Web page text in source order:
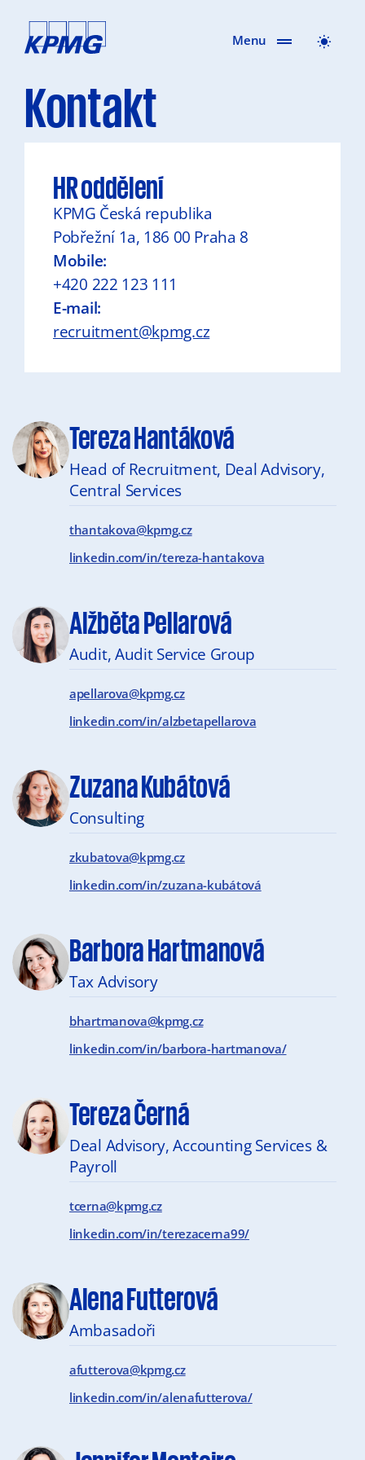
Menu
Kontakt
HR oddělení
KPMG Česká republika
Pobřežní 1a, 186 00 Praha 8
Mobile:
+420 222 123 111
E-mail:
recruitment@kpmg.cz
Tereza Hantáková
Head of Recruitment, Deal Advisory,
Central Services
thantakova@kpmg.cz
linkedin.com/in/tereza-hantakova
Alžběta Pellarová
Audit, Audit Service Group
apellarova@kpmg.cz
linkedin.com/in/alzbetapellarova
Zuzana Kubátová
Consulting
zkubatova@kpmg.cz
linkedin.com/in/zuzana-kubátová
Barbora Hartmanová
Tax Advisory
bhartmanova@kpmg.cz
linkedin.com/in/barbora-hartmanova/
Tereza Černá
Deal Advisory, Accounting Services &
Payroll
tcerna@kpmg.cz
linkedin.com/in/terezacerna99/
Alena Futterová
Ambasadoři
afutterova@kpmg.cz
linkedin.com/in/alenafutterova/